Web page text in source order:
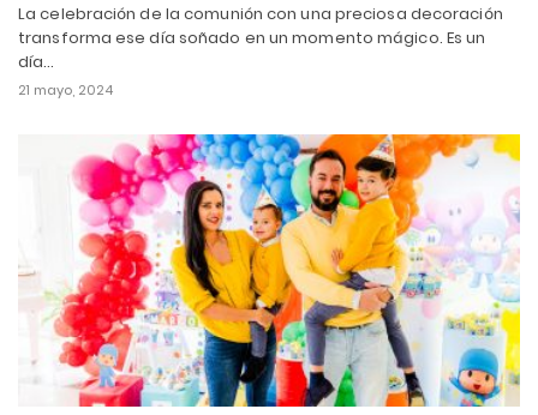
La celebración de la comunión con una preciosa decoración
transforma ese día soñado en un momento mágico. Es un
día…
21 mayo, 2024